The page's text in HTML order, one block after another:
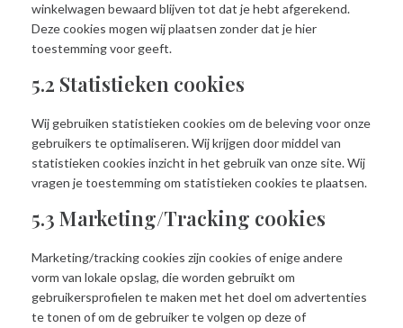
winkelwagen bewaard blijven tot dat je hebt afgerekend.
Deze cookies mogen wij plaatsen zonder dat je hier
toestemming voor geeft.
5.2 Statistieken cookies
Wij gebruiken statistieken cookies om de beleving voor onze
gebruikers te optimaliseren. Wij krijgen door middel van
statistieken cookies inzicht in het gebruik van onze site. Wij
vragen je toestemming om statistieken cookies te plaatsen.
5.3 Marketing/Tracking cookies
Marketing/tracking cookies zijn cookies of enige andere
vorm van lokale opslag, die worden gebruikt om
gebruikersprofielen te maken met het doel om advertenties
te tonen of om de gebruiker te volgen op deze of